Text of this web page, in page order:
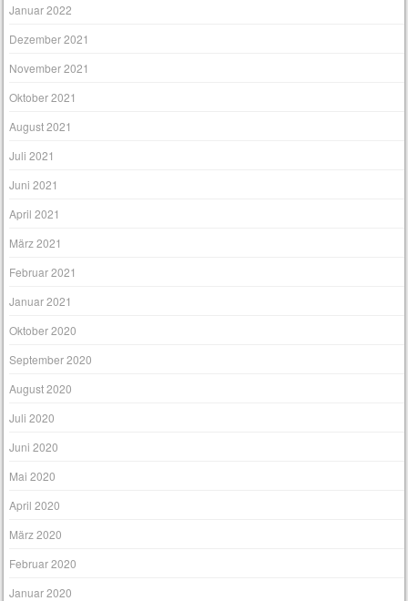
Januar 2022
Dezember 2021
November 2021
Oktober 2021
August 2021
Juli 2021
Juni 2021
April 2021
März 2021
Februar 2021
Januar 2021
Oktober 2020
September 2020
August 2020
Juli 2020
Juni 2020
Mai 2020
April 2020
März 2020
Februar 2020
Januar 2020